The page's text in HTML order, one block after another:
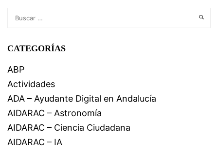
CATEGORÍAS
ABP
Actividades
ADA – Ayudante Digital en Andalucía
AIDARAC – Astronomía
AIDARAC – Ciencia Ciudadana
AIDARAC – IA